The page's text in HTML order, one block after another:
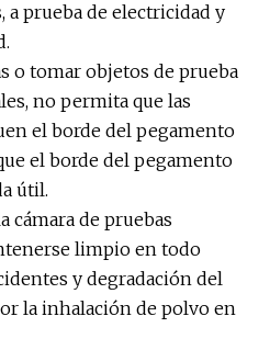
a prueba de electricidad y
o tomar objetos de prueba
no permita que las
el borde del pegamento
el borde del pegamento
útil.
cámara de pruebas
limpio en todo
y degradación del
la inhalación de polvo en